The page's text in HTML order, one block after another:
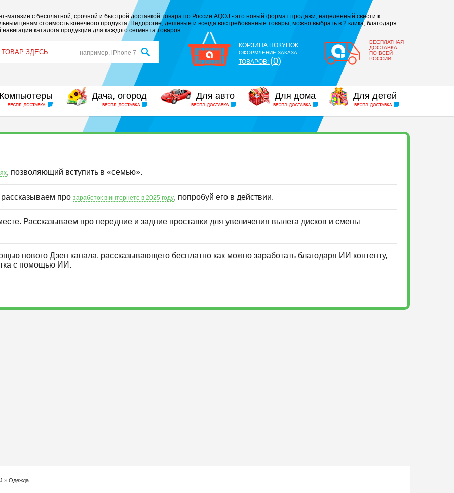
магазин с бесплатной, срочной и быстрой доставкой товара по России AQOJ - это новый формат продажи, нацеленный свести к
ценам стоимость конечного продукта. Недорогие, дешёвые и всегда востребованные товары, можно выбрать в 2 клика, благодаря
каталога продукции для каждого сегмента товаров.
например, iPhone 7
КОРЗИНА ПОКУПОК
ОФОРМЛЕНИЕ ЗАКАЗА
ТОВАРОВ: (0)
БЕСПЛАТНАЯ
ДОСТАВКА
ПО ВСЕЙ
РОССИИ
Компьютеры Дача, огород Для авто Для дома Для детей
, позволяющий вступить в «семью».
про заработок в интернете в 2025 году, попробуй его в действии.
Рассказываем про передние и задние проставки для увеличения вылета дисков и смены
нового Дзен канала, рассказывающего бесплатно как можно заработать благодаря ИИ контенту,
с помощью ИИ.
» Одежда